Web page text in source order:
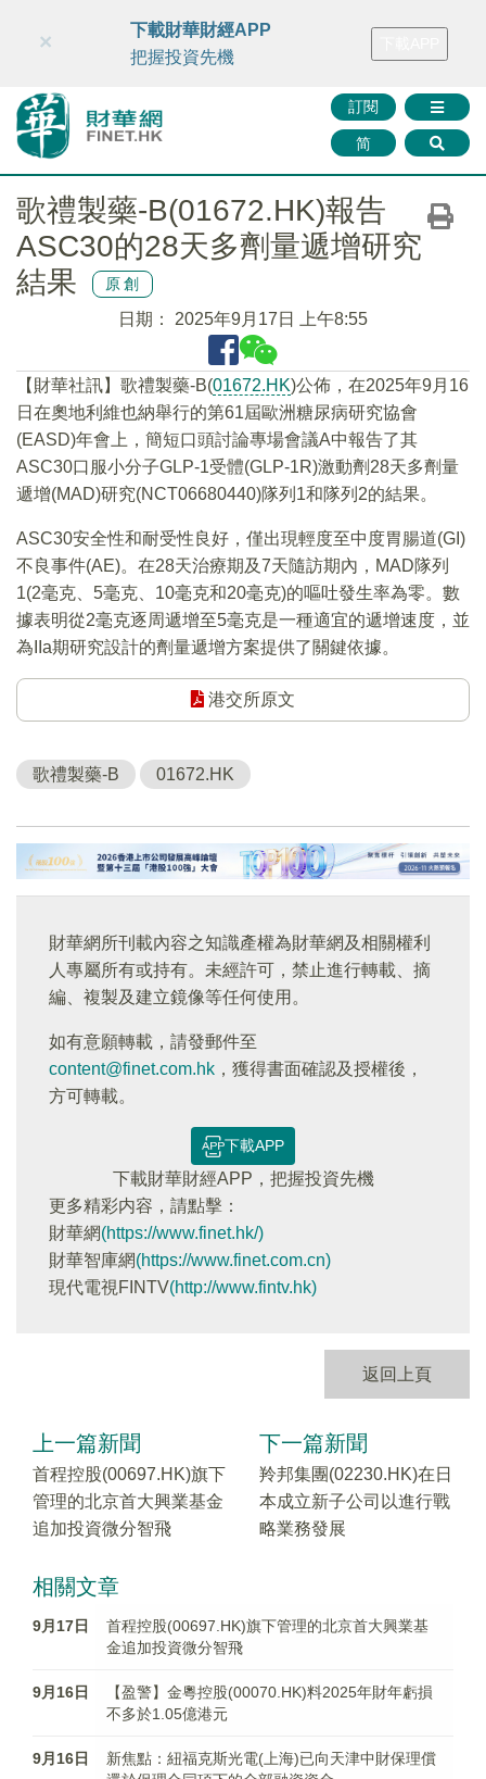
財華智庫網 FINTV FINMETA 財華證券 媒體矩陣
訂閱
简
×
下載財華財經APP
把握投資先機
歌禮製藥-B(01672.HK)報告
ASC30的28天多劑量遞增研究
結果
原創
日期： 2025年9月17日 上午8:55
【財華社訊】歌禮製藥-B(01672.HK)公佈，在2025年9月16
日在奧地利維也納舉行的第61屆歐洲糖尿病研究協會
(EASD)年會上，簡短口頭討論專場會議A中報告了其
ASC30口服小分子GLP-1受體(GLP-1R)激動劑28天多劑量
遞增(MAD)研究(NCT06680440)隊列1和隊列2的結果。
ASC30安全性和耐受性良好，僅出現輕度至中度胃腸道(GI)
不良事件(AE)。在28天治療期及7天隨訪期內，MAD隊列
1(2毫克、5毫克、10毫克和20毫克)的嘔吐發生率為零。數
據表明從2毫克逐周遞增至5毫克是一種適宜的遞增速度，並
為IIa期研究設計的劑量遞增方案提供了關鍵依據。
港交所原文
歌禮製藥-B 01672.HK
財華網所刊載內容之知識產權為財華網及相關權利
人專屬所有或持有。未經許可，禁止進行轉載、摘
編、複製及建立鏡像等任何使用。
如有意願轉載，請發郵件至
content@finet.com.hk ，獲得書面確認及授權後，
方可轉載。
下載APP
下載財華財經APP，把握投資先機
更多精彩内容，請點擊：
財華網(https://www.finet.hk/)
財華智庫網(https://www.finet.com.cn)
現代電視FINTV(http://www.fintv.hk)
返回上頁
上一篇新聞
首程控股(00697.HK)旗下
管理的北京首大興業基金
追加投資微分智飛
下一篇新聞
羚邦集團(02230.HK)在日
本成立新子公司以進行戰
略業務發展
相關文章
9月17日
首程控股(00697.HK)旗下管理的北京首大興業基
金追加投資微分智飛
9月16日
【盈警】金粵控股(00070.HK)料2025年財年虧損
不多於1.05億港元
9月16日
新焦點：紐福克斯光電(上海)已向天津中財保理償